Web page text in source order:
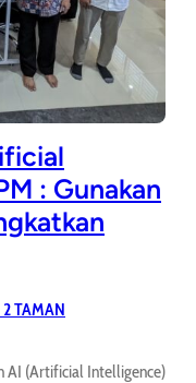
: Gunakan
TAMAN
AI (Artificial Intelligence)